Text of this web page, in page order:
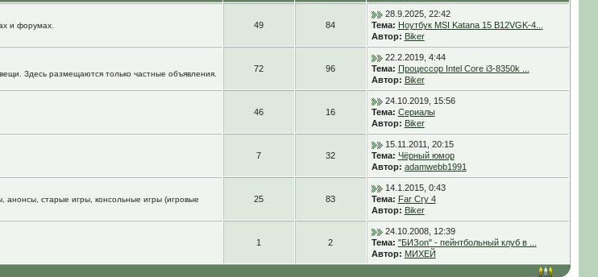
и форумах.
49 84
28.9.2025, 22:42
Тема: Ноутбук MSI Katana 15 B12VGK-4...
Автор: Biker
Здесь размещаются только частные объявления.
72 96
22.2.2019, 4:44
Тема: Процессор Intel Core i3-8350k ...
Автор: Biker
46 16
24.10.2019, 15:56
Тема: Сериалы
Автор: Biker
7 32
15.11.2011, 20:15
Тема: Чёрный юмор
Автор: adamwebb1991
анонсы, старые игры, консольные игры (игровые
25 83
14.1.2015, 0:43
Тема: Far Cry 4
Автор: Biker
1 2
24.10.2008, 12:39
Тема: "БИЗon" - пейнтбольный клуб в ...
Автор: МИХЕЙ